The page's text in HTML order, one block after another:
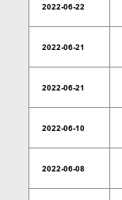
2022-06-22
2022-06-21
2022-06-21
2022-06-10
2022-06-08